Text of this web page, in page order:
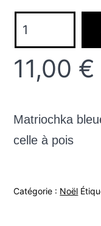
de
Les
matriochkas
11,00 €
Matriochka
celle à pois
Catégorie : Noël